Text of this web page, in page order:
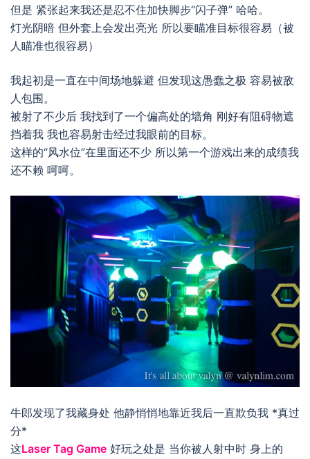
但是 紧张起来我还是忍不住加快脚步“闪子弹” 哈哈。
灯光阴暗 但外套上会发出亮光 所以要瞄准目标很容易（被
人瞄准也很容易）
我起初是一直在中间场地躲避 但发现这愚蠢之极 容易被敌
人包围。
被射了不少后 我找到了一个偏高处的墙角 刚好有阻碍物遮
挡着我 我也容易射击经过我眼前的目标。
这样的“风水位”在里面还不少 所以第一个游戏出来的成绩我
还不赖 呵呵。
牛郎发现了我藏身处 他静悄悄地靠近我后一直欺负我 *真过
分*
这Laser Tag Game 好玩之处是 当你被人射中时 身上的